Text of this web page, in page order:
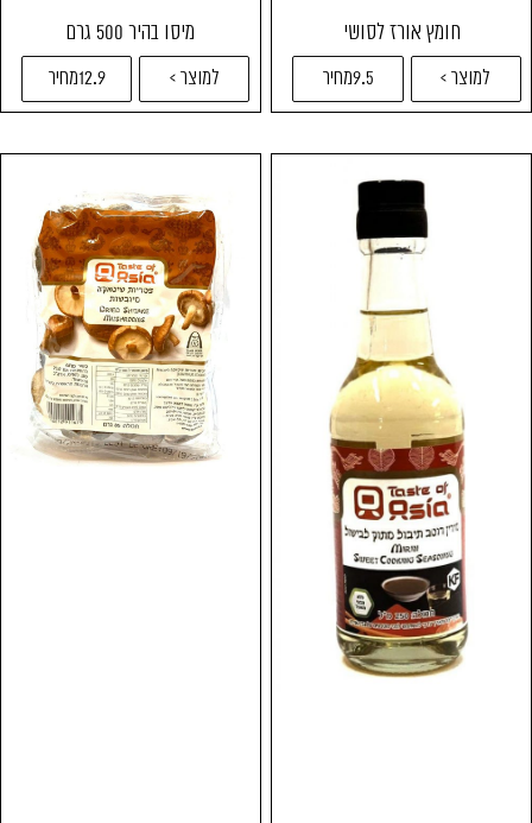
חומץ אורז לסושי
למוצר > 9.5מחיר
מיסו בהיר 500 גרם
למוצר > 12.9מחיר